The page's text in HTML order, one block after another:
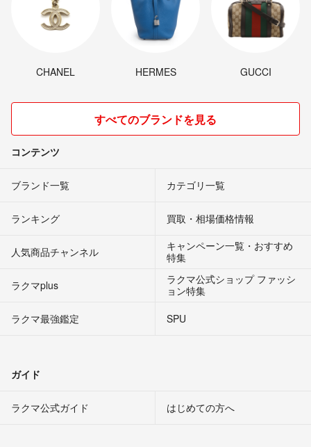
CHANEL HERMES GUCCI
すべてのブランドを見る
コンテンツ
ブランド一覧 カテゴリ一覧
ランキング 買取・相場価格情報
人気商品チャンネル
キャンペーン一覧・おすすめ
特集
ラクマplus
ラクマ公式ショップ ファッシ
ョン特集
ラクマ最強鑑定
SPU
ガイド
ラクマ公式ガイド はじめての方へ